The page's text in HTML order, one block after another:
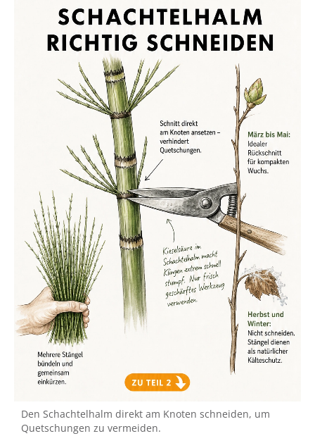
Den Schachtelhalm direkt am Knoten schneiden, um
Quetschungen zu vermeiden.